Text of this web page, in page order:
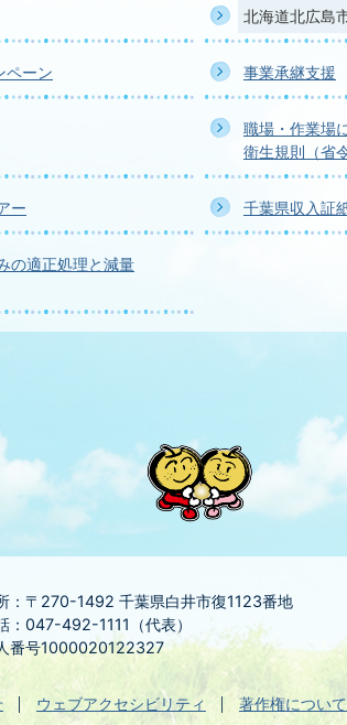
北海道北広島
ペーン 事業承継支援
職場・作業場
衛生規則（省
ー 千葉県収入証
の適正処理と減量
：〒270-1492 千葉県白井市復1123番地
：047-492-1111（代表）
番号1000020122327
ウェブアクセシビリティ 著作権について